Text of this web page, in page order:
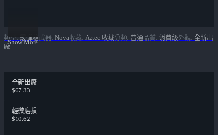
Show More
類型: 霰彈槍武器: Nova收藏: Aztec 收藏分類: 普通品質: 消費級外觀: 全新出
廠
全新出廠
$67.33--
輕微磨損
$10.62--